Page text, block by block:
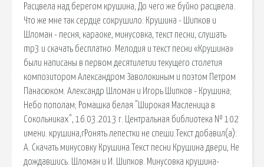
Расцвела над берегом крушина, До чего же буйно расцвела.
Что же мне так сердце сокрушило. Крушина - Шипков и
Шломан - песня, караоке, минусовка, текст песни, слушать
mp3 и скачать бесплатно. Мелодия и текст песни «Крушина»
были написаны в первом десятилетии текущего столетия
композитором Александром Заволокиным и поэтом Петром
Панасюком. Александр Шломан и Игорь Шипков - Крушина;
Небо пополам; Ромашка белая "Широкая Масленица в
Сокольниках", 16.03.2013 г. Центральная библиотека № 102
имени. крушина,rРонять лепестки не спеши.Текст добавил(а):
A. Скачать минусовку Крушина.Текст песни Крушина двери, Не
дождавшись. Шломан и И. Шипков. Минусовка крушина-